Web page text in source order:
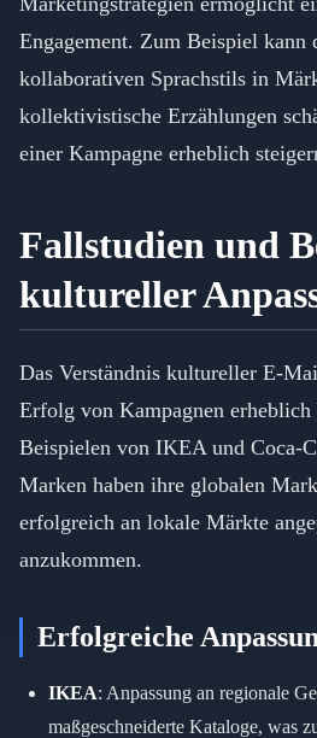
Engagement. Zum Beispiel kann
kollaborativen Sprachstils in
kollektivistische Erzählungen
einer Kampagne erheblich
Fallstudien und
kultureller
Das Verständnis kultureller E-
Erfolg von Kampagnen
Beispielen von IKEA und Coca-
Marken haben ihre globalen
erfolgreich an lokale Märkte
anzukommen.
Erfolgreiche
IKEA: Anpassung an regionale
maßgeschneiderte Kataloge, was